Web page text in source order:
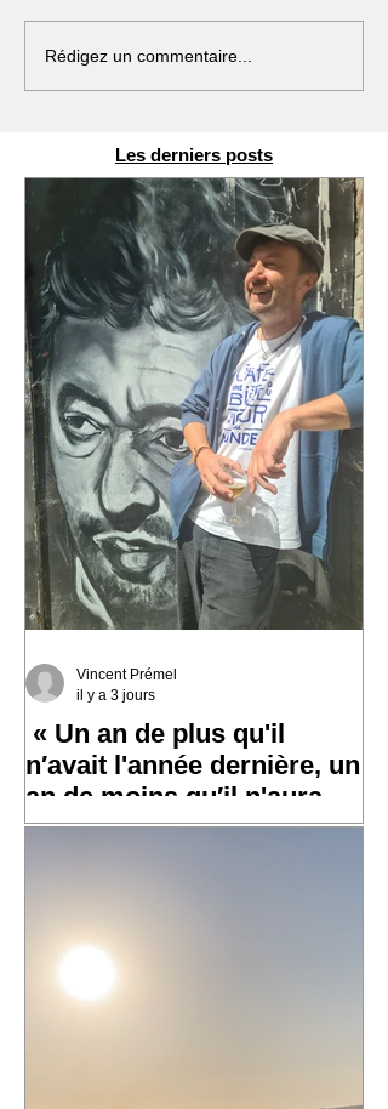
Rédigez un commentaire...
Les derniers posts
« Un an de plus qu'il
n′avait l'année dernière, un
an de moins qu′il n'aura
l′an prochain »
l'année dernière, un an de moins qu′il
n'aura l′an prochain » 📷 Laurent
Vincent Prémel
il y a 3 jours